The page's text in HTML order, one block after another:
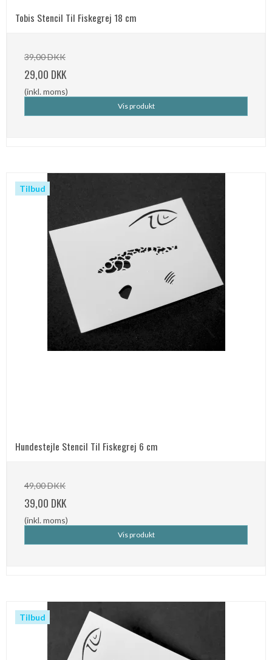
Tobis Stencil Til Fiskegrej 18 cm
39,00 DKK
29,00 DKK
(inkl. moms)
Vis produkt
Tilbud
Hundestejle Stencil Til Fiskegrej 6 cm
49,00 DKK
39,00 DKK
(inkl. moms)
Vis produkt
Tilbud